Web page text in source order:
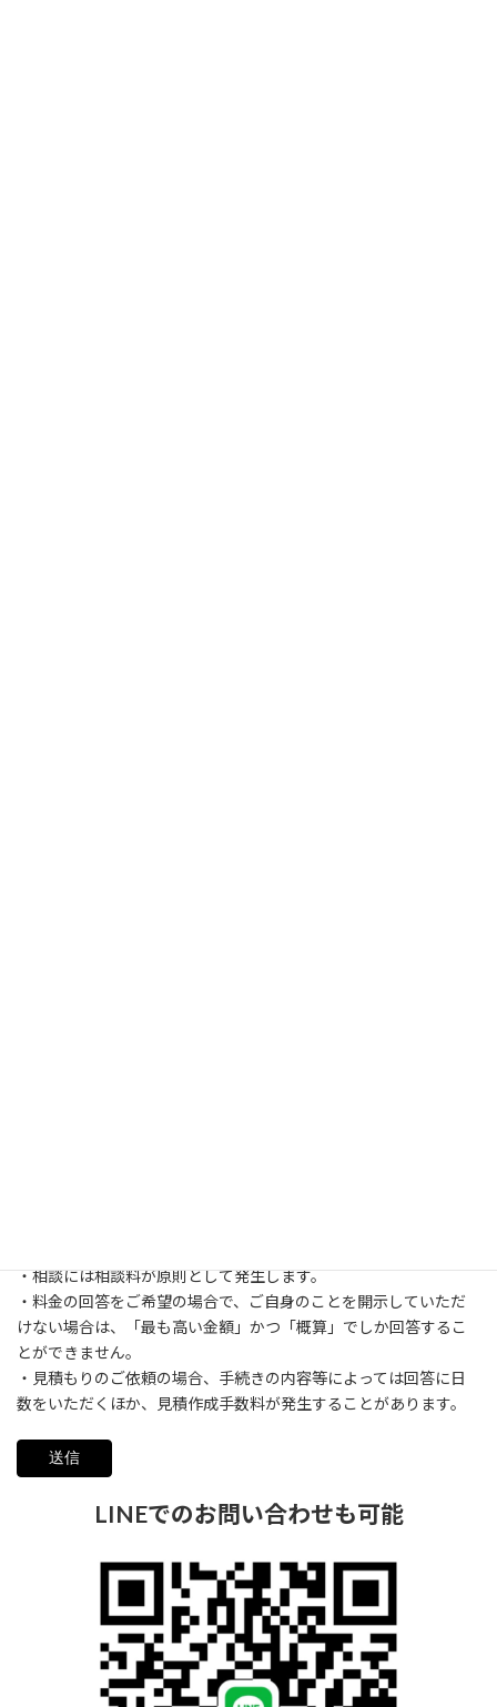
・相談には相談料が原則として発生します。
・料金の回答をご希望の場合で、ご自身のことを開示していただ
けない場合は、「最も高い金額」かつ「概算」でしか回答するこ
とができません。
・見積もりのご依頼の場合、手続きの内容等によっては回答に日
数をいただくほか、見積作成手数料が発生することがあります。
LINEでのお問い合わせも可能